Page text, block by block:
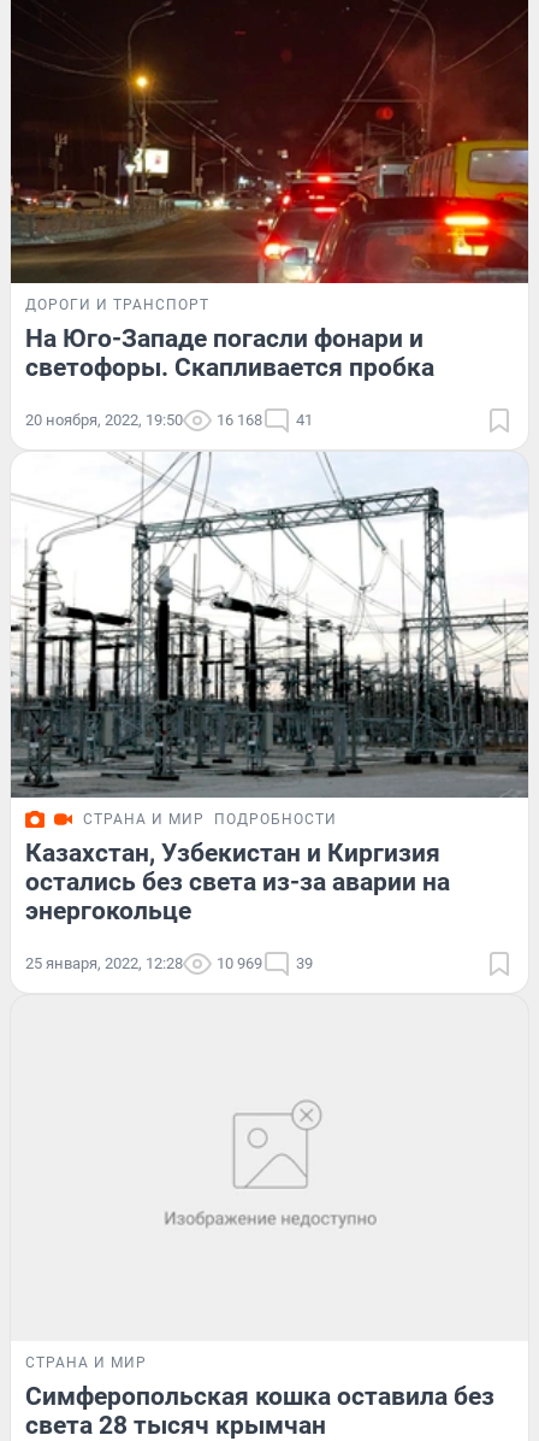
ДОРОГИ И ТРАНСПОРТ
На Юго-Западе погасли фонари и
светофоры. Скапливается пробка
20 ноября, 2022, 19:50 16 168 41
СТРАНА И МИР ПОДРОБНОСТИ
Казахстан, Узбекистан и Киргизия
остались без света из-за аварии на
энергокольце
25 января, 2022, 12:28 10 969 39
СТРАНА И МИР
Симферопольская кошка оставила без
света 28 тысяч крымчан